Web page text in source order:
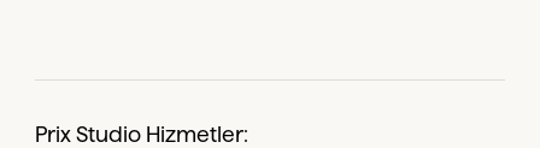
Prix Studio Hizmetler: